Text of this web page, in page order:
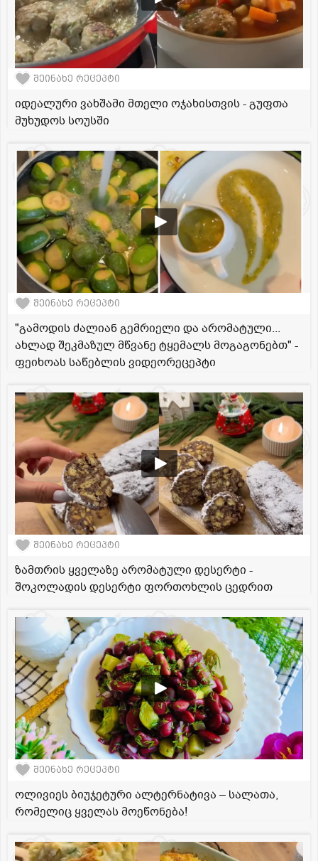
შეინახე რეცეპტი
იდეალური ვახშამი მთელი ოჯახისთვის - გუფთა
მუხუდოს სოუსში
შეინახე რეცეპტი
"გამოდის ძალიან გემრიელი და არომატული...
ახლად შეკმაზულ მწვანე ტყემალს მოგაგონებთ" -
ფეიხოას საწებლის ვიდეორეცეპტი
შეინახე რეცეპტი
ზამთრის ყველაზე არომატული დესერტი -
შოკოლადის დესერტი ფორთოხლის ცედრით
შეინახე რეცეპტი
ოლივიეს ბიუჯეტური ალტერნატივა – სალათა,
რომელიც ყველას მოეწონება!